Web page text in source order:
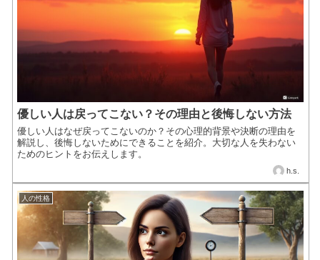
優しい人は戻ってこない？その理由と後悔しない方法
優しい人はなぜ戻ってこないのか？その心理的背景や決断の理由を
解説し、後悔しないためにできることを紹介。大切な人を失わない
ためのヒントをお伝えします。
h.s.
人の性格